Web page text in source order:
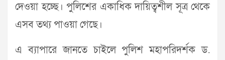
দেওয়া হচ্ছে। পুলিশের একাধিক দায়িত্বশীল সূত্র থেকে
এসব তথ্য পাওয়া গেছে।
এ ব্যাপারে জানতে চাইলে পুলিশ মহাপরিদর্শক ড.